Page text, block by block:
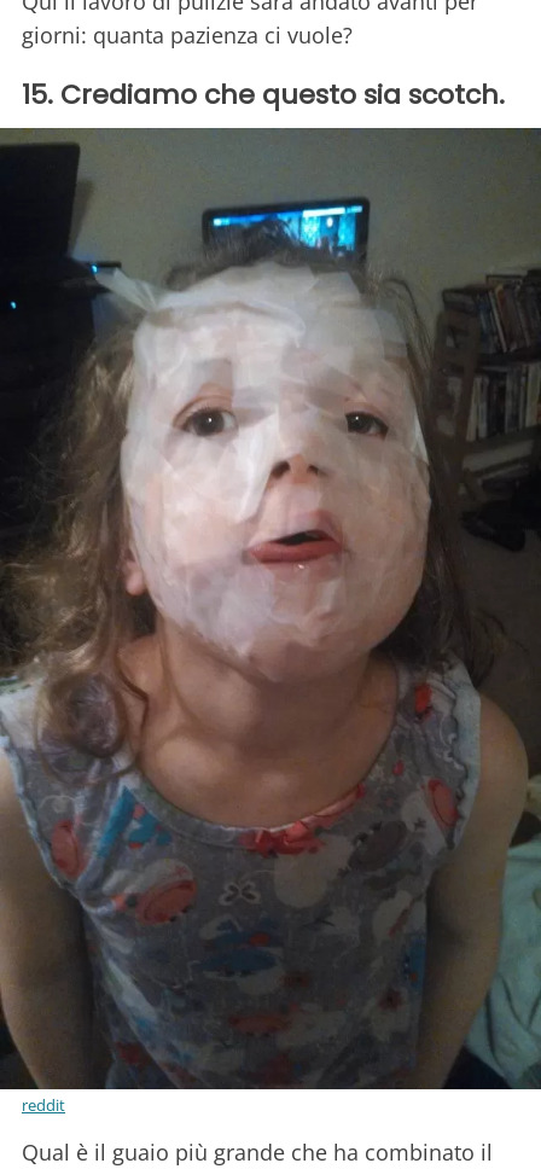
giorni: quanta pazienza ci vuole?
15. Crediamo che questo sia scotch.
reddit
Qual è il guaio più grande che ha combinato il